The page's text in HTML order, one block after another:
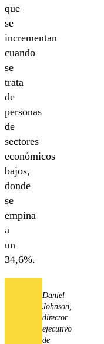
que
se
incrementan
cuando
se
trata
de
personas
de
sectores
económicos
bajos,
donde
se
empina
a
un
34,6%.
Daniel
Johnson,
director
ejecutivo
de